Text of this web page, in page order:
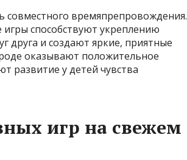
времяпрепровождения.
способствуют укреплению
друга и создают яркие, приятные
оказывают положительное
развитие у детей чувства
игр на свежем